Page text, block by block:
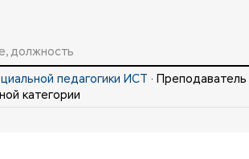
должность
педагогики ИСТ · Преподаватель
категории